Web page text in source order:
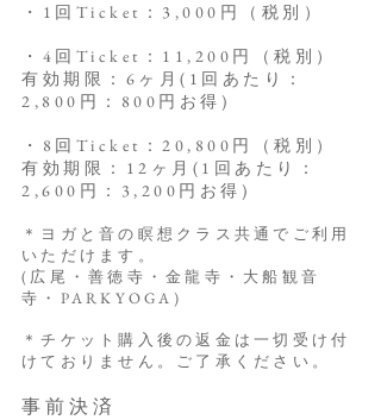
・1回Ticket：3,000円（税別）
・4回Ticket ：11,200円（税別）
有効期限：6ヶ月(1回あたり：
2,800円：800円お得)
・8回Ticket：20,800円（税別）
有効期限：12ヶ月(1回あたり：
2,600円：3,200円お得)
＊ヨガと音の瞑想クラス共通でご利用
いただけます。
(広尾・善徳寺・金龍寺・大船観音
寺・PARKYOGA)
＊チケット購入後の返金は一切受け付
けておりません。ご了承ください。
事前決済